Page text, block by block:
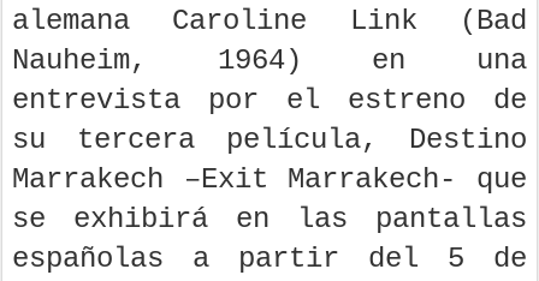
alemana Caroline Link (Bad
Nauheim, 1964) en una
entrevista por el estreno de
su tercera película, Destino
Marrakech –Exit Marrakech- que
se exhibirá en las pantallas
españolas a partir del 5 de